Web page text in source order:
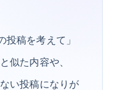
稿を考えて」
似た内容や、
い投稿になりが